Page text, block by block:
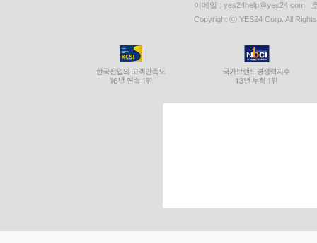
이메일 : yes24help@yes24.com
Copyright ⓒ YES24 Corp. All